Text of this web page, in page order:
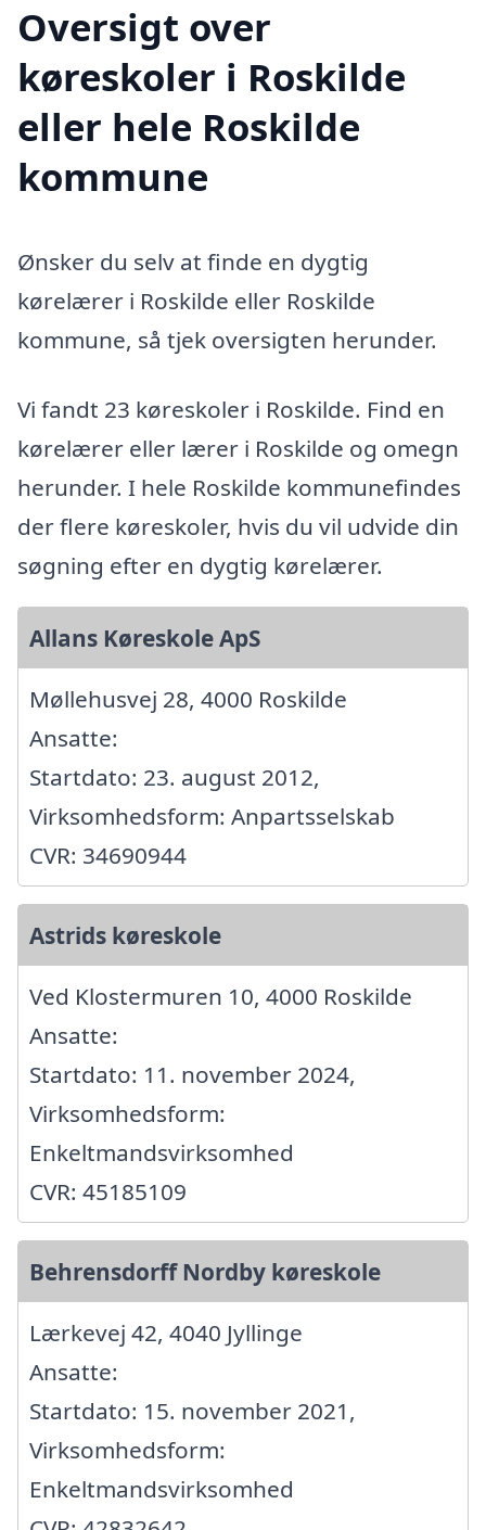
Oversigt over
køreskoler i Roskilde
eller hele Roskilde
kommune
Ønsker du selv at finde en dygtig
kørelærer i Roskilde eller Roskilde
kommune, så tjek oversigten herunder.
Vi fandt 23 køreskoler i Roskilde. Find en
kørelærer eller lærer i Roskilde og omegn
herunder. I hele Roskilde kommunefindes
der flere køreskoler, hvis du vil udvide din
søgning efter en dygtig kørelærer.
Allans Køreskole ApS
Møllehusvej 28, 4000 Roskilde
Ansatte:
Startdato: 23. august 2012,
Virksomhedsform: Anpartsselskab
CVR: 34690944
Astrids køreskole
Ved Klostermuren 10, 4000 Roskilde
Ansatte:
Startdato: 11. november 2024,
Virksomhedsform:
Enkeltmandsvirksomhed
CVR: 45185109
Behrensdorff Nordby køreskole
Lærkevej 42, 4040 Jyllinge
Ansatte:
Startdato: 15. november 2021,
Virksomhedsform:
Enkeltmandsvirksomhed